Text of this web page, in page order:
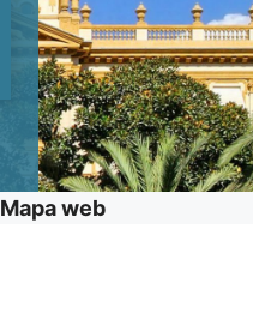
Mapa web